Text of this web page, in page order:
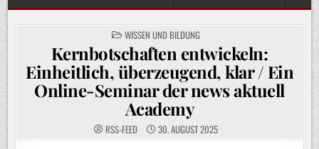
POSTED
IN
WISSEN UND BILDUNG
Kernbotschaften entwickeln:
Einheitlich, überzeugend, klar / Ein
Online-Seminar der news aktuell
Academy
RSS-FEED 30. AUGUST 2025